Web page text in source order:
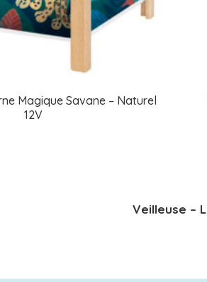
Magique Savane – Naturel
12V
Veilleuse –